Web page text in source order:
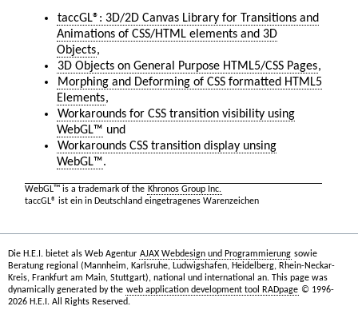
taccGL®: 3D/2D Canvas Library for Transitions and
Animations of CSS/HTML elements and 3D
Objects,
3D Objects on General Purpose HTML5/CSS Pages,
Morphing and Deforming of CSS formatted HTML5
Elements,
Workarounds for CSS transition visibility using
WebGL™ und
Workarounds CSS transition display unsing
WebGL™.
WebGL™ is a trademark of the Khronos Group Inc.
taccGL® ist ein in Deutschland eingetragenes Warenzeichen
Die H.E.I. bietet als Web Agentur AJAX Webdesign und Programmierung sowie
Beratung regional (Mannheim, Karlsruhe, Ludwigshafen, Heidelberg, Rhein-Neckar-
Kreis, Frankfurt am Main, Stuttgart), national und international an. This page was
dynamically generated by the web application development tool RADpage © 1996-
2026 H.E.I. All Rights Reserved.